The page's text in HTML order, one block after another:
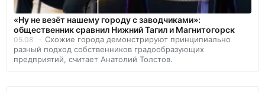
«Ну не везёт нашему городу с заводчиками»:
общественник сравнил Нижний Тагил и Магнитогорск
05.08
Схожие города демонстрируют принципиально
разный подход собственников градообразующих
предприятий, считает Анатолий Толстов.